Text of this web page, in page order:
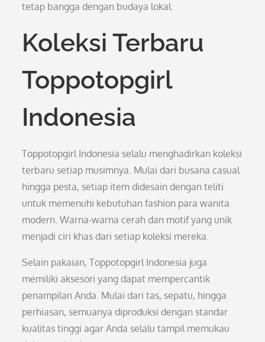
tetap bangga dengan budaya lokal.
Koleksi Terbaru
Toppotopgirl
Indonesia
Toppotopgirl Indonesia selalu menghadirkan koleksi
terbaru setiap musimnya. Mulai dari busana casual
hingga pesta, setiap item didesain dengan teliti
untuk memenuhi kebutuhan fashion para wanita
modern. Warna-warna cerah dan motif yang unik
menjadi ciri khas dari setiap koleksi mereka.
Selain pakaian, Toppotopgirl Indonesia juga
memiliki aksesori yang dapat mempercantik
penampilan Anda. Mulai dari tas, sepatu, hingga
perhiasan, semuanya diproduksi dengan standar
kualitas tinggi agar Anda selalu tampil memukau